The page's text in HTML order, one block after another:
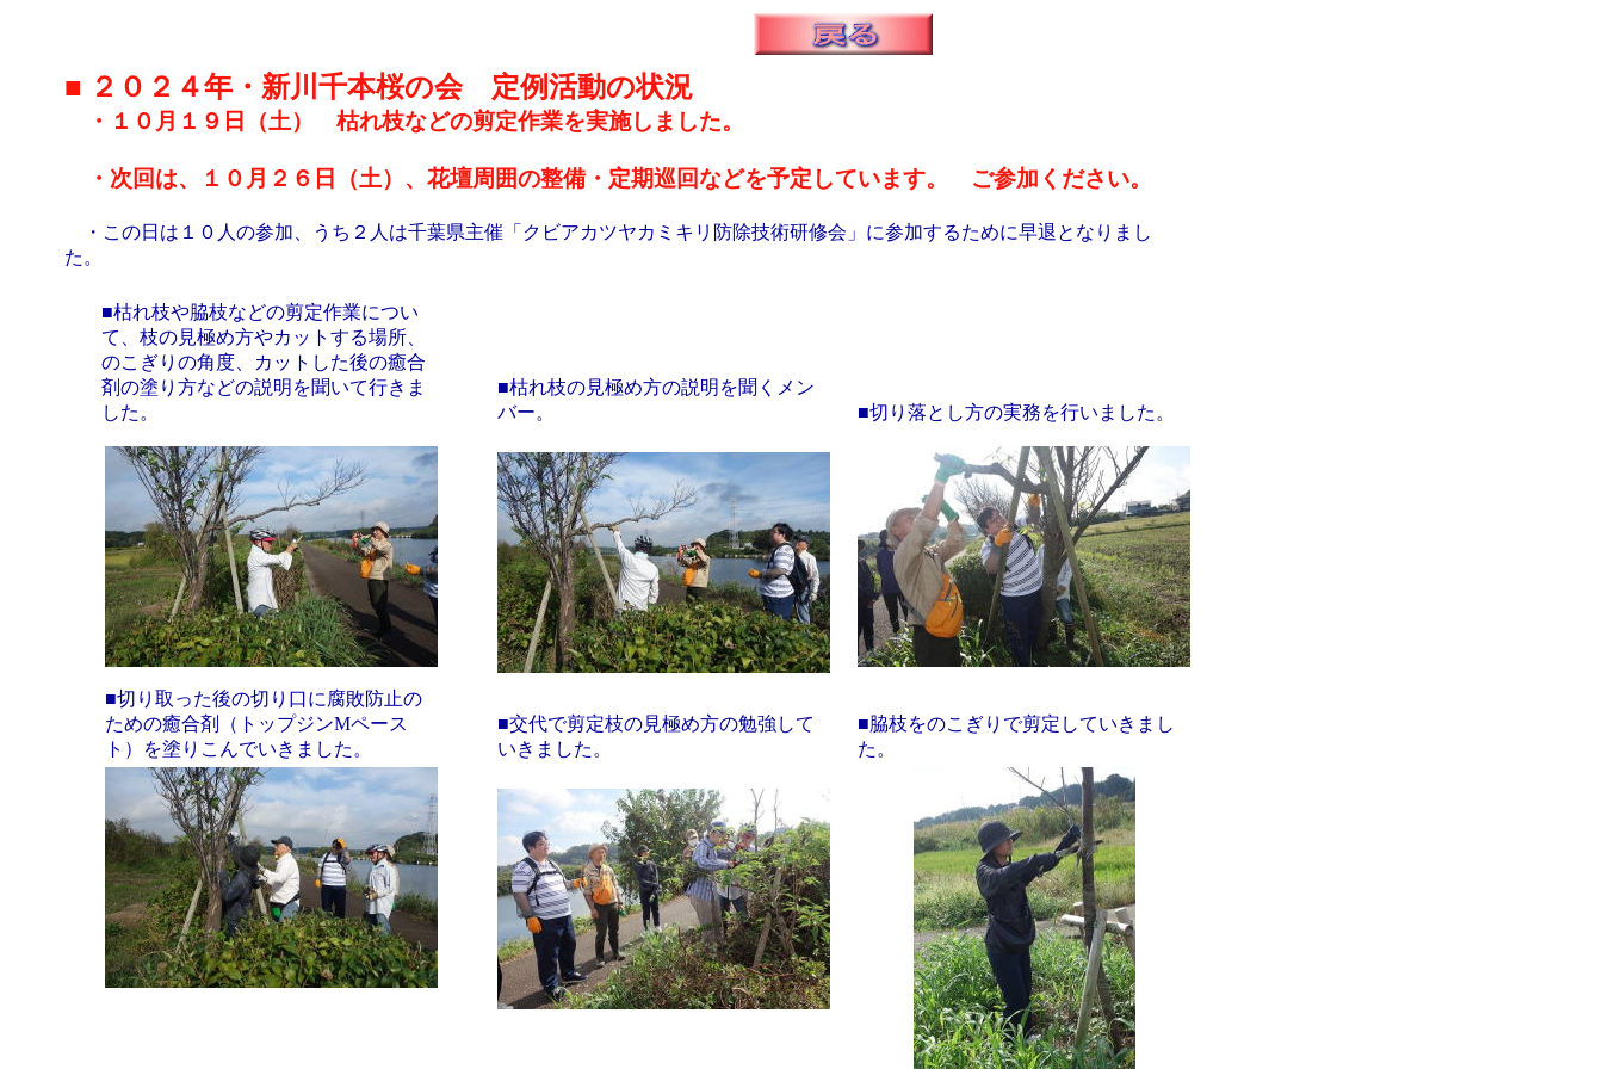
■ ２０２４年・新川千本桜の会 定例活動の状況
・１０月１９日（土） 枯れ枝などの剪定作業を実施しました。
・次回は、１０月２６日（土）、花壇周囲の整備・定期巡回などを予定しています。 ご参加ください。
・この日は１０人の参加、うち２人は千葉県主催「クビアカツヤカミキリ防除技術研修会」に参加するために早退となりまし
た。
■枯れ枝や脇枝などの剪定作業につい
て、枝の見極め方やカットする場所、
のこぎりの角度、カットした後の癒合
剤の塗り方などの説明を聞いて行きま
した。
■枯れ枝の見極め方の説明を聞くメン
バー。
■切り落とし方の実務を行いました。
■切り取った後の切り口に腐敗防止の
ための癒合剤（トップジンMペース
ト）を塗りこんでいきました。
■交代で剪定枝の見極め方の勉強して
いきました。
■脇枝をのこぎりで剪定していきまし
た。